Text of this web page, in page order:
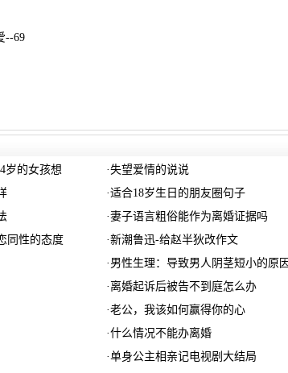
--69
岁的女孩想 ·失望爱情的说说
·适合18岁生日的朋友圈句子
·妻子语言粗俗能作为离婚证据吗
同性的态度 ·新潮鲁迅-给赵半狄改作文
· 男性生理：导致男人阴茎短小的原
· 离婚起诉后被告不到庭怎么办
·老公，我该如何赢得你的心
·什么情况不能办离婚
·单身公主相亲记电视剧大结局